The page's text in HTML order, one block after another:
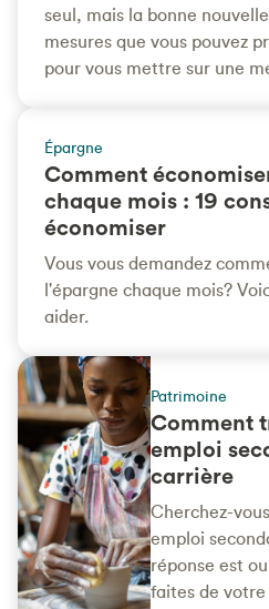
seul, mais la bonne
mesures que vous pouvez
pour vous mettre sur une
Épargne
Comment
chaque mois : 19
économiser
Vous vous demandez
l'épargne chaque mois?
aider.
Patrimoine
Comment
emploi
carrière
Cherchez-
emploi
réponse est
faites de